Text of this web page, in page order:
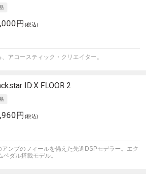
円 (税込)
アコースティック・クリエイター。
ID:X FLOOR 2
円 (税込)
ンプのフィールを備えた先進DSPモデラー。エク
ダル搭載モデル。